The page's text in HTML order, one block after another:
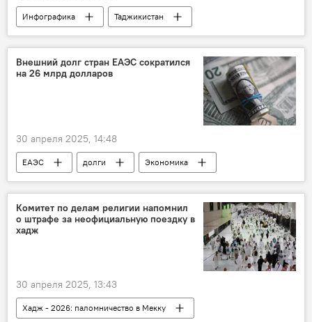
Инфографика
Таджикистан
Какой сегодня праздник: календарь важных дат 2026
Общество
Внешний долг стран ЕАЭС сократился
на 26 млрд долларов
30 апреля 2025, 14:48
ЕАЭС долги Экономика
Комитет по делам религии напомнил
о штрафе за неофициальную поездку в
хадж
30 апреля 2025, 13:43
Хадж - 2026: паломничество в Мекку